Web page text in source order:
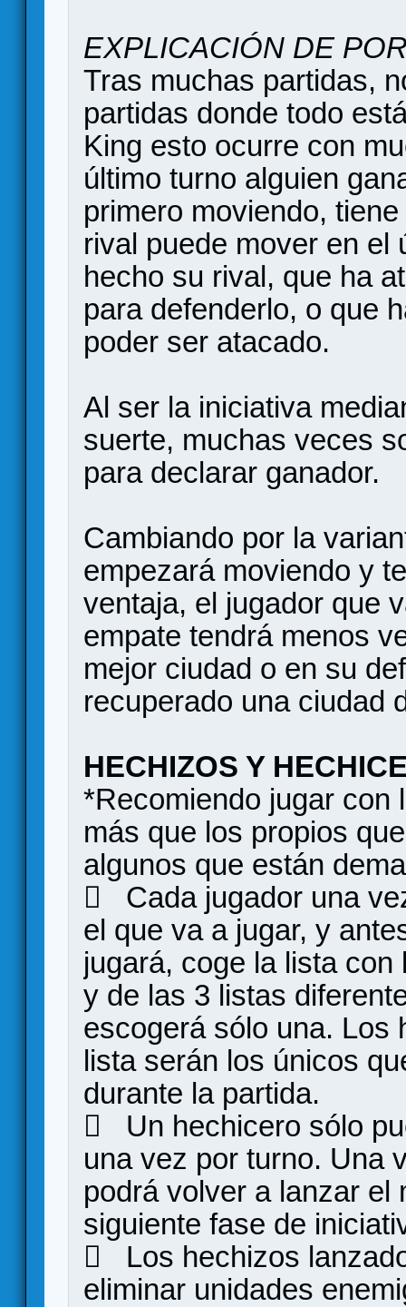
EXPLICACIÓN DE
Tras muchas partidas,
partidas donde todo
King esto ocurre con
último turno alguien
primero moviendo,
rival puede mover en el
hecho su rival, que ha
para defenderlo, o que
poder ser atacado.
Al ser la iniciativa
suerte, muchas veces
para declarar ganador.
Cambiando por la
empezará moviendo y
ventaja, el jugador que
empate tendrá menos
mejor ciudad o en su
recuperado una ciudad
HECHIZOS Y
*Recomiendo jugar con
más que los propios
algunos que están
 Cada jugador una
el que va a jugar, y
jugará, coge la lista
y de las 3 listas
escogerá sólo una. Los
lista serán los únicos
durante la partida.
 Un hechicero sólo
una vez por turno. Una
podrá volver a lanzar el
siguiente fase de
 Los hechizos
eliminar unidades